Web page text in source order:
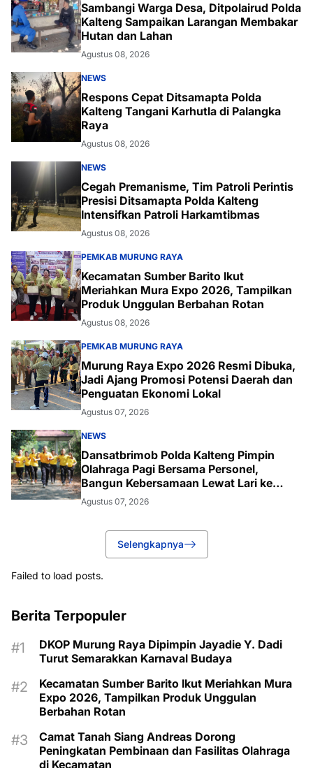
Sambangi Warga Desa, Ditpolairud Polda
Kalteng Sampaikan Larangan Membakar
Hutan dan Lahan
Agustus 08, 2026
NEWS
Respons Cepat Ditsamapta Polda
Kalteng Tangani Karhutla di Palangka
Raya
Agustus 08, 2026
NEWS
Cegah Premanisme, Tim Patroli Perintis
Presisi Ditsamapta Polda Kalteng
Intensifkan Patroli Harkamtibmas
Agustus 08, 2026
PEMKAB MURUNG RAYA
Kecamatan Sumber Barito Ikut
Meriahkan Mura Expo 2026, Tampilkan
Produk Unggulan Berbahan Rotan
Agustus 08, 2026
PEMKAB MURUNG RAYA
Murung Raya Expo 2026 Resmi Dibuka,
Jadi Ajang Promosi Potensi Daerah dan
Penguatan Ekonomi Lokal
Agustus 07, 2026
NEWS
Dansatbrimob Polda Kalteng Pimpin
Olahraga Pagi Bersama Personel,
Bangun Kebersamaan Lewat Lari ke
Bukit Baranahu
Agustus 07, 2026
Selengkapnya
Failed to load posts.
Berita Terpopuler
DKOP Murung Raya Dipimpin Jayadie Y. Dadi
Turut Semarakkan Karnaval Budaya
Kecamatan Sumber Barito Ikut Meriahkan Mura
Expo 2026, Tampilkan Produk Unggulan
Berbahan Rotan
Camat Tanah Siang Andreas Dorong
Peningkatan Pembinaan dan Fasilitas Olahraga
di Kecamatan